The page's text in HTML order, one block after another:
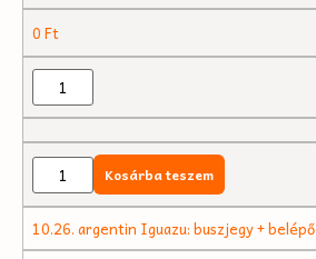
0Ft
Kosárba teszem
10.26. argentin Iguazu: buszjegy + belépő